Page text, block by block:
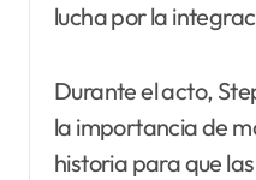
lucha por la
Durante el acto,
la importancia de
historia para que